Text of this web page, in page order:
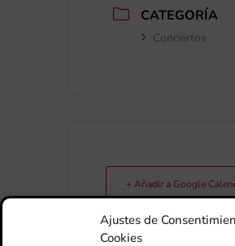
Ajustes de
Cookies
CATEGORÍA
Conciertos
+ Añadir a Google
+ exportación iCal /